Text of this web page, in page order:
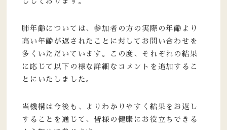
肺年齢については、参加者の方の実際の年齢より
高い年齢が返されたことに対してお問い合わせを
多くいただいています。この度、それぞれの結果
に応じて以下の様な詳細なコメントを追加するこ
とにいたしました。
当機構は今後も、よりわかりやすく結果をお返し
することを通じて、皆様の健康にお役立ちできる